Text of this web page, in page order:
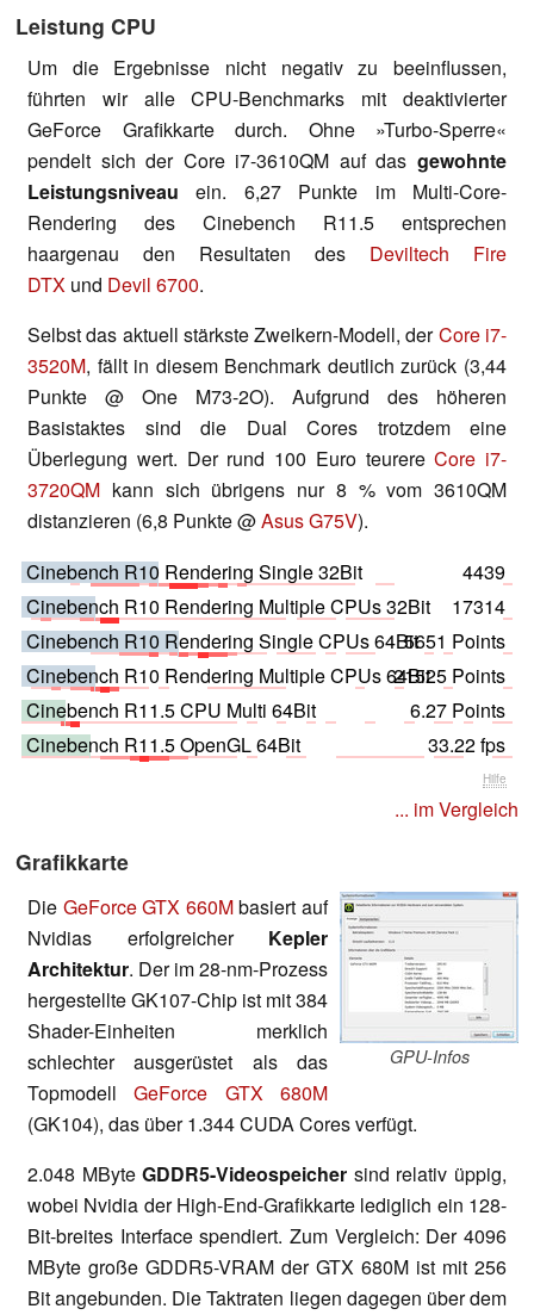
Leistung CPU
Um die Ergebnisse nicht negativ zu beeinflussen,
führten wir alle CPU-Benchmarks mit deaktivierter
GeForce Grafikkarte durch. Ohne »Turbo-Sperre«
pendelt sich der Core i7-3610QM auf das gewohnte
Leistungsniveau ein. 6,27 Punkte im Multi-Core-
Rendering des Cinebench R11.5 entsprechen
haargenau den Resultaten des Deviltech Fire
DTX und Devil 6700.
Selbst das aktuell stärkste Zweikern-Modell, derCore i7-
3520M, fällt in diesem Benchmark deutlich zurück (3,44
Punkte @ One M73-2O). Aufgrund des höheren
Basistaktes sind die Dual Cores trotzdem eine
Überlegung wert. Der rund 100 Euro teurereCore i7-
3720QM kann sich übrigens nur 8 % vom 3610QM
distanzieren (6,8 Punkte @Asus G75V).
Cinebench R10 Rendering Single 32Bit
4439
Cinebench R10 Rendering Multiple CPUs 32Bit
17314
Cinebench R10 Rendering Single CPUs 64Bit5651 Points
Cinebench R10 Rendering Multiple CPUs 64Bit21525 Points
Cinebench R11.5 CPU Multi 64Bit
6.27 Points
Cinebench R11.5 OpenGL 64Bit
33.22 fps
Hilfe
... im Vergleich
Grafikkarte
GPU-Infos
Die GeForce GTX 660Mbasiert auf
Nvidias erfolgreicher Kepler
Architektur. Der im 28-nm-Prozess
hergestellte GK107-Chip ist mit 384
Shader-Einheiten merklich
schlechter ausgerüstet als das
TopmodellGeForce GTX 680M
(GK104), das über 1.344 CUDA Cores verfügt.
2.048 MByteGDDR5-Videospeicher sind relativ üppig,
wobei Nvidia der High-End-Grafikkarte lediglich ein 128-
Bit-breites Interface spendiert. Zum Vergleich: Der 4096
MByte große GDDR5-VRAM der GTX 680M ist mit 256
Bit angebunden. Die Taktraten liegen dagegen über dem